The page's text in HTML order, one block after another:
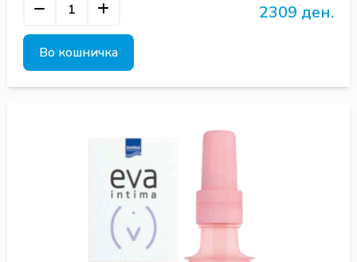
2309 ден.
Во кошничка